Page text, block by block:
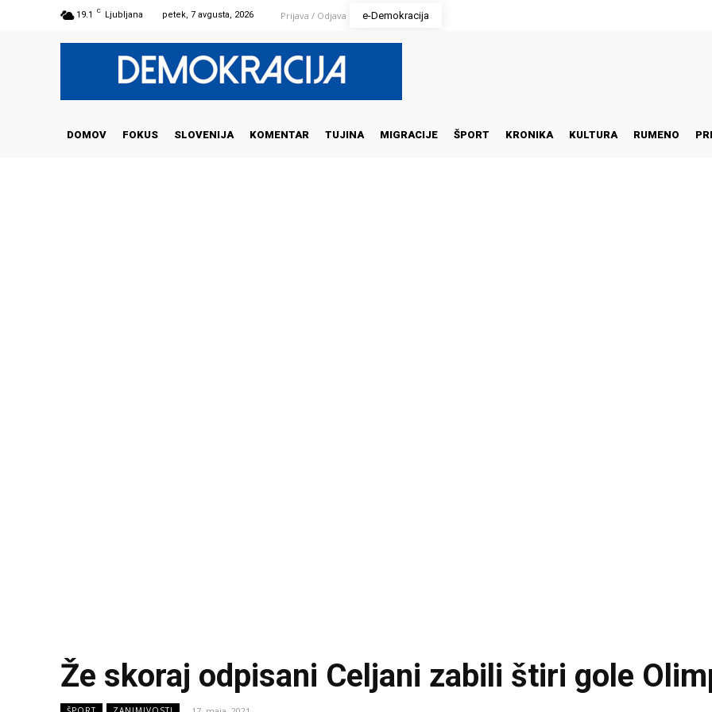
19.1 C Ljubljana petek, 7 avgusta, 2026 Prijava / Odjava e-Demokracija
DOMOV FOKUS SLOVENIJA KOMENTAR TUJINA MIGRACIJE ŠPORT KRONIKA KULTURA RUMENO
Že skoraj odpisani Celjani zabili štiri gole